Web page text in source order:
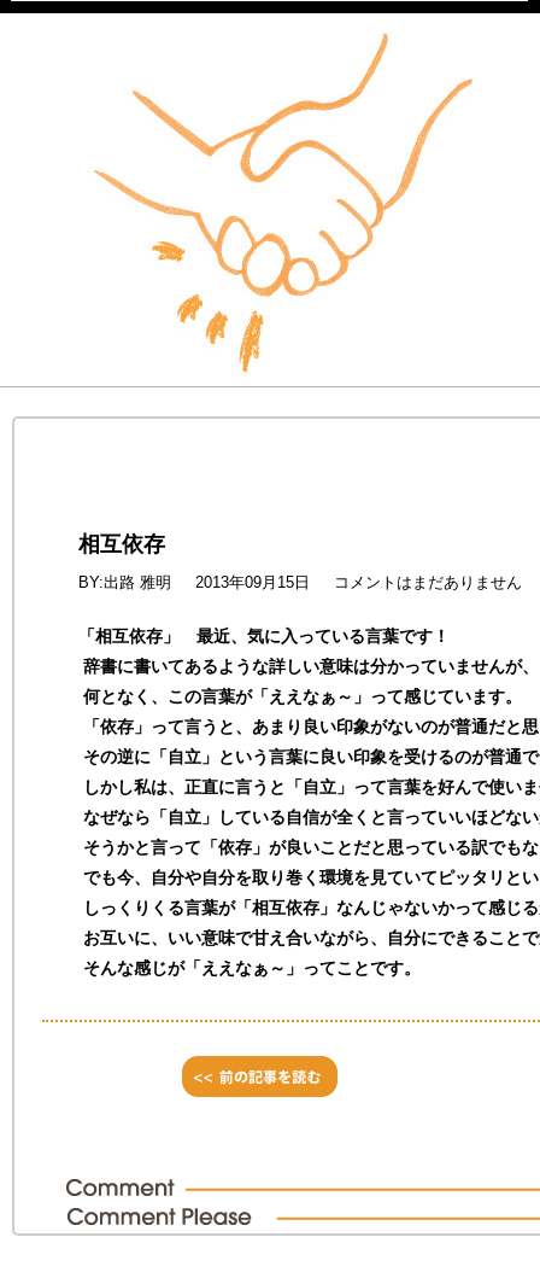
相互依存
BY:出路 雅明 2013年09月15日 コメントはまだありません
「相互依存」 最近、気に入っている言葉です！
辞書に書いてあるような詳しい意味は分かっていませんが
何となく、この言葉が「ええなぁ～」って感じています。
「依存」って言うと、あまり良い印象がないのが普通だと
その逆に「自立」という言葉に良い印象を受けるのが普通
しかし私は、正直に言うと「自立」って言葉を好んで使い
なぜなら「自立」している自信が全くと言っていいほどな
そうかと言って「依存」が良いことだと思っている訳でも
でも今、自分や自分を取り巻く環境を見ていてピッタリと
しっくりくる言葉が「相互依存」なんじゃないかって感じ
お互いに、いい意味で甘え合いながら、自分にできること
そんな感じが「ええなぁ～」ってことです。